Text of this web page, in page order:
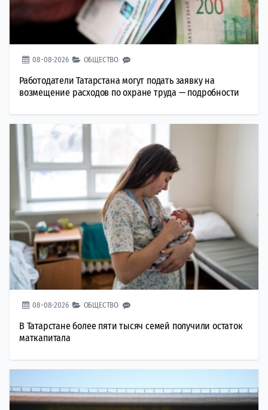
08-08-2026 ОБЩЕСТВО
Работодатели Татарстана могут подать заявку на
возмещение расходов по охране труда — подробности
08-08-2026 ОБЩЕСТВО
В Татарстане более пяти тысяч семей получили остаток
маткапитала